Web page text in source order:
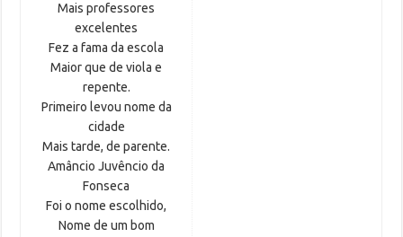
Mais professores
excelentes
Fez a fama da escola
Maior que de viola e
repente.
Primeiro levou nome da
cidade
Mais tarde, de parente.
Amâncio Juvêncio da
Fonseca
Foi o nome escolhido,
Nome de um bom